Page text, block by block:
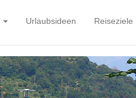
Urlaubsideen Reiseziele